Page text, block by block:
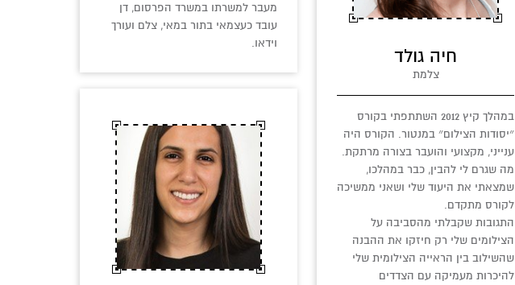
מעבר למשרתו במשרד הפרסום, דן
עובד כעצמאי בתור במאי, צלם ועורך
וידאו.
חיה גולד
צלמת
במהלך קיץ 2012 השתתפתי בקורס
״יסודות הצילום״ במנטור. הקורס היה
ענייני, מקצועי והועבר בצורה מרתקת.
מה שגרם לי להבין, כבר במהלכו,
שמצאתי את היעוד שלי ושאני ממשיכה
לקורס מתקדם.
התגובות שקבלתי מהסביבה על
הצילומים שלי רק חיזקו את ההבנה
שהשילוב בין הראייה הצילומית שלי
להיכרות מעמיקה עם הצדדים